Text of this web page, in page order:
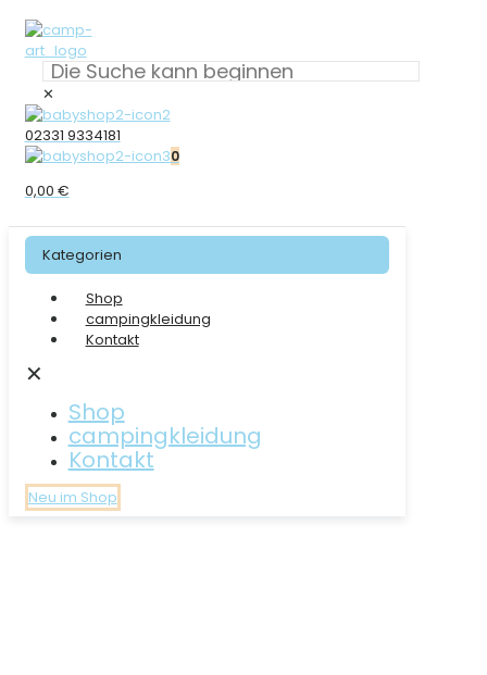
✕
02331 9334181
0
0,00 €
Kategorien
Shop
campingkleidung
Kontakt
✕
Shop
campingkleidung
Kontakt
Neu im Shop